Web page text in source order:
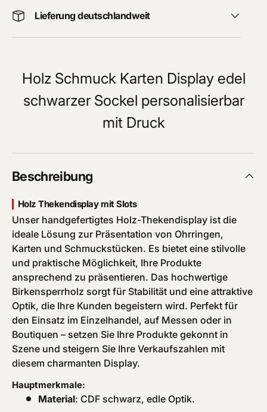
Lieferung deutschlandweit
Holz Schmuck Karten Display edel
schwarzer Sockel personalisierbar
mit Druck
Beschreibung
Holz Thekendisplay mit Slots
Unser handgefertigtes Holz-Thekendisplay ist die
ideale Lösung zur Präsentation von Ohrringen,
Karten und Schmuckstücken. Es bietet eine stilvolle
und praktische Möglichkeit, Ihre Produkte
ansprechend zu präsentieren. Das hochwertige
Birkensperrholz sorgt für Stabilität und eine attraktive
Optik, die Ihre Kunden begeistern wird. Perfekt für
den Einsatz im Einzelhandel, auf Messen oder in
Boutiquen – setzen Sie Ihre Produkte gekonnt in
Szene und steigern Sie Ihre Verkaufszahlen mit
diesem charmanten Display.
Hauptmerkmale:
Material: CDF schwarz, edle Optik.